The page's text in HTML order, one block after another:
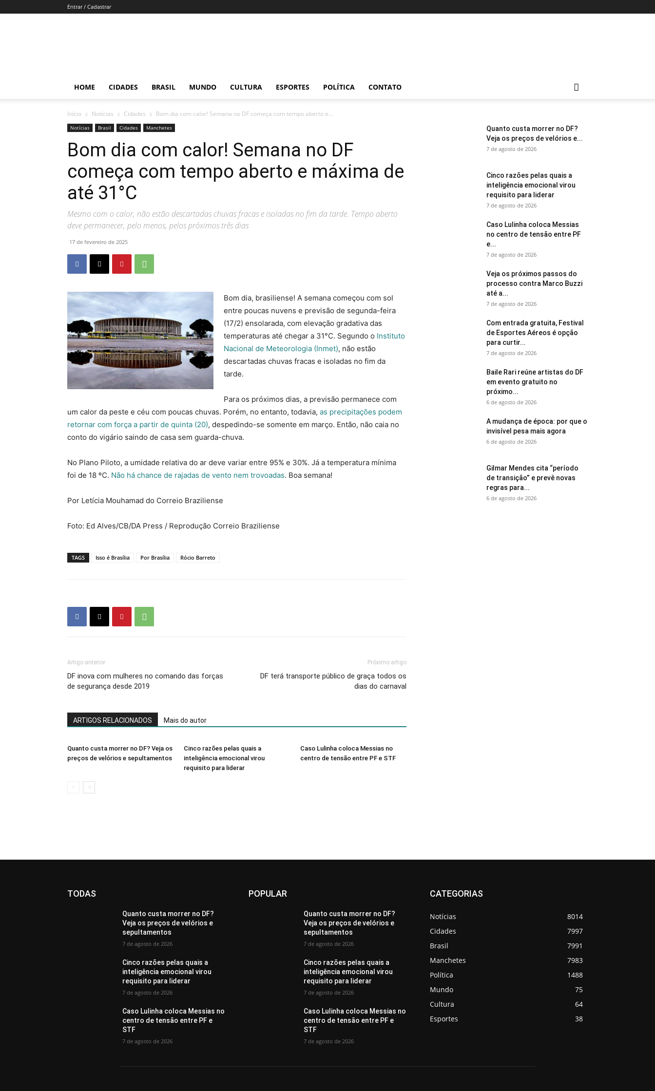
Entrar / Cadastrar
HOME CIDADES BRASIL MUNDO CULTURA ESPORTES POLÍTICA CONTATO
Início Notícias Cidades Bom dia com calor! Semana no DF começa com tempo aberto e...
Notícias Brasil Cidades Manchetes
Bom dia com calor! Semana no DF
começa com tempo aberto e máxima de
até 31°C
Mesmo com o calor, não estão descartadas chuvas fracas e isoladas no fim da tarde. Tempo aberto
deve permanecer, pelo menos, pelos próximos três dias
17 de fevereiro de 2025
Bom dia, brasiliense! A semana começou com sol
entre poucas nuvens e previsão de segunda-feira
(17/2) ensolarada, com elevação gradativa das
temperaturas até chegar a 31°C. Segundo o Instituto
Nacional de Meteorologia (Inmet), não estão
descartadas chuvas fracas e isoladas no fim da
tarde.
Para os próximos dias, a previsão permanece com
um calor da peste e céu com poucas chuvas. Porém, no entanto, todavia, as precipitações podem
retornar com força a partir de quinta (20), despedindo-se somente em março. Então, não caia no
conto do vigário saindo de casa sem guarda-chuva.
No Plano Piloto, a umidade relativa do ar deve variar entre 95% e 30%. Já a temperatura mínima
foi de 18 ºC. Não há chance de rajadas de vento nem trovoadas. Boa semana!
Por Letícia Mouhamad do Correio Braziliense
Foto: Ed Alves/CB/DA Press / Reprodução Correio Braziliense
TAGS Isso é Brasília Por Brasília Rócio Barreto
Artigo anterior
DF inova com mulheres no comando das forças
de segurança desde 2019
Próximo artigo
DF terá transporte público de graça todos os
dias do carnaval
ARTIGOS RELACIONADOS Mais do autor
Quanto custa morrer no DF? Veja os
preços de velórios e sepultamentos
Cinco razões pelas quais a
inteligência emocional virou
requisito para liderar
Caso Lulinha coloca Messias no
centro de tensão entre PF e STF
Quanto custa morrer no DF?
Veja os preços de velórios e...
7 de agosto de 2026
Cinco razões pelas quais a
inteligência emocional virou
requisito para liderar
7 de agosto de 2026
Caso Lulinha coloca Messias
no centro de tensão entre PF
e...
7 de agosto de 2026
Veja os próximos passos do
processo contra Marco Buzzi
até a...
7 de agosto de 2026
Com entrada gratuita, Festival
de Esportes Aéreos é opção
para curtir...
7 de agosto de 2026
Baile Rari reúne artistas do DF
em evento gratuito no
próximo...
6 de agosto de 2026
A mudança de época: por que o
invisível pesa mais agora
6 de agosto de 2026
Gilmar Mendes cita “período
de transição” e prevê novas
regras para...
6 de agosto de 2026
TODAS
Quanto custa morrer no DF?
Veja os preços de velórios e
sepultamentos
7 de agosto de 2026
Cinco razões pelas quais a
inteligência emocional virou
requisito para liderar
7 de agosto de 2026
Caso Lulinha coloca Messias no
centro de tensão entre PF e
STF
7 de agosto de 2026
POPULAR
Quanto custa morrer no DF?
Veja os preços de velórios e
sepultamentos
7 de agosto de 2026
Cinco razões pelas quais a
inteligência emocional virou
requisito para liderar
7 de agosto de 2026
Caso Lulinha coloca Messias no
centro de tensão entre PF e
STF
7 de agosto de 2026
CATEGORIAS
Notícias
8014
Cidades
7997
Brasil
7991
Manchetes
7983
Política
1488
Mundo
75
Cultura
64
Esportes
38